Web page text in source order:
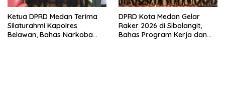
Ketua DPRD Medan Terima
Silaturahmi Kapolres
Belawan, Bahas Narkoba
DPRD Kota Medan Gelar
Raker 2026 di Sibolangit,
Bahas Program Kerja dan